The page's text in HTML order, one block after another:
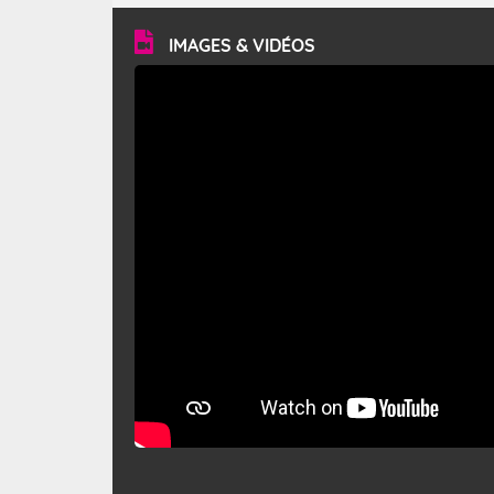
vitesse moyenne de 50 km/h et atteindre 80 à 100 km/h
en rafales, parfois davantage. Il parcourt la basse vallée
du Rhône et la Provence et envahit le littoral
méditerranéen à partir de la Camargue.
IMAGES & VIDÉOS